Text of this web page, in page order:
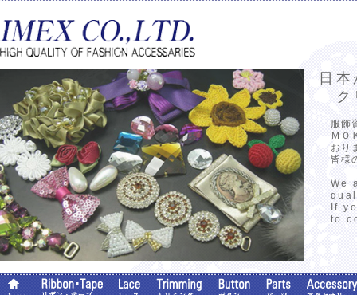
日
ク
服飾
ＭＯ
おり
皆様
We
If
to